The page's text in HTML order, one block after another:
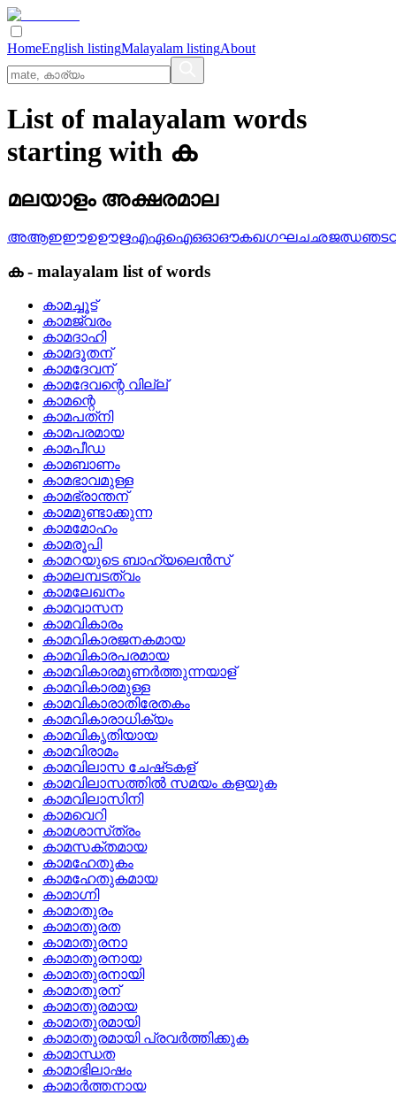
HomeEnglish listingMalayalam listingAbout
List of malayalam words
starting with ക
മലയാളം അക്ഷരമാല
അആഇഈഉഊഋഎഏഐഒഓഔകഖഗഘചഛജഝഞട
ക- malayalam list of words
കാമച്ചൂട്
കാമജ്വരം
കാമദാഹി
കാമദൂതന്
കാമദേവന്
കാമദേവന്റെ വില്ല്
കാമന്റെ
കാമപത്‌നി
കാമപരമായ
കാമപീഡ
കാമബാണം
കാമഭാവമുള്ള
കാമഭ്രാന്തന്
കാമമുണ്ടാക്കുന്ന
കാമമോഹം
കാമരൂപി
കാമറയുടെ ബാഹ്യലെന്‍സ്
കാമലമ്പടത്വം
കാമലേഖനം
കാമവാസന
കാമവികാരം
കാമവികാരജനകമായ
കാമവികാരപരമായ
കാമവികാരമുണര്‍ത്തുന്നയാള്
കാമവികാരമുള്ള
കാമവികാരാതിരേതകം
കാമവികാരാധിക്യം
കാമവികൃതിയായ
കാമവിരാമം
കാമവിലാസ ചേഷ്‌ടകള്
കാമവിലാസത്തില്‍ സമയം കളയുക
കാമവിലാസിനി
കാമവെറി
കാമശാസ്‌ത്രം
കാമസക്തമായ
കാമഹേതുകം
കാമഹേതുകമായ
കാമാഗ്നി
കാമാതുരം
കാമാതുരത
കാമാതുരനാ
കാമാതുരനായ
കാമാതുരനായി
കാമാതുരന്
കാമാതുരമായ
കാമാതുരമായി
കാമാതുരമായി പ്രവര്‍ത്തിക്കുക
കാമാന്ധത
കാമാഭിലാഷം
കാമാര്‍ത്തനായ